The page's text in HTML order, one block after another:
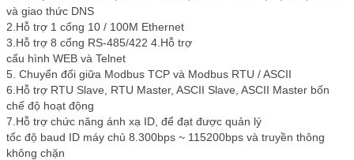
và giao thức DNS
2.Hỗ trợ 1 cổng 10 / 100M Ethernet
3.Hỗ trợ 8 cổng RS-485/422 4.Hỗ trợ
cấu hình WEB và Telnet
5. Chuyển đổi giữa Modbus TCP và Modbus RTU / ASCII
6.Hỗ trợ RTU Slave, RTU Master, ASCII Slave, ASCII Master bốn
chế độ hoạt động
7.Hỗ trợ chức năng ánh xạ ID, để đạt được quản lý
tốc độ baud ID máy chủ 8.300bps ~ 115200bps và truyền thông
không chặn